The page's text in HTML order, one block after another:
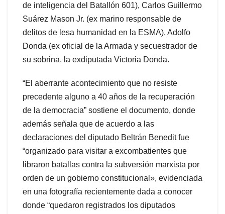
de inteligencia del Batallón 601), Carlos Guillermo
Suárez Mason Jr. (ex marino responsable de
delitos de lesa humanidad en la ESMA), Adolfo
Donda (ex oficial de la Armada y secuestrador de
su sobrina, la exdiputada Victoria Donda.
“El aberrante acontecimiento que no resiste
precedente alguno a 40 años de la recuperación
de la democracia” sostiene el documento, donde
además señala que de acuerdo a las
declaraciones del diputado Beltrán Benedit fue
“organizado para visitar a excombatientes que
libraron batallas contra la subversión marxista por
orden de un gobierno constitucional», evidenciada
en una fotografía recientemente dada a conocer
donde “quedaron registrados los diputados